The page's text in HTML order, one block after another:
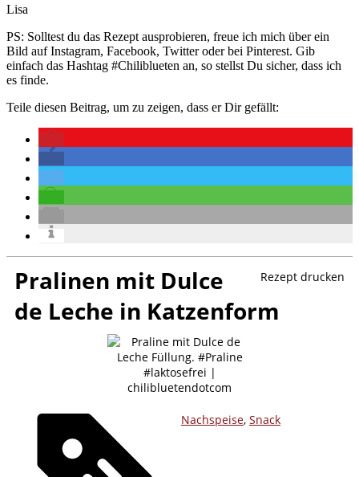
Lisa
PS: Solltest du das Rezept ausprobieren, freue ich mich über ein
Bild auf Instagram, Facebook, Twitter oder bei Pinterest. Gib
einfach das Hashtag #Chiliblueten an, so stellst Du sicher, dass ich
es finde.
Teile diesen Beitrag, um zu zeigen, dass er Dir gefällt:
Rezept drucken
Pralinen mit Dulce
de Leche in Katzenform
Nachspeise, Snack